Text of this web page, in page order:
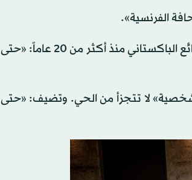
الفرنسية».
وتقول أمينة قيسي التي تعمل نادلة في مطعم مقابل سوق سان جيرمان، وتعرف البائع الباكستاني منذ أكثر من 20 عاماً: «حتى
لا تتجزأ من الحي. وتضيف: «حتى